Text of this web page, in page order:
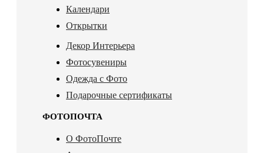
Календари
Открытки
Декор Интерьера
Фотосувениры
Одежда с Фото
Подарочные сертификаты
ФОТОПОЧТА
О ФотоПочте